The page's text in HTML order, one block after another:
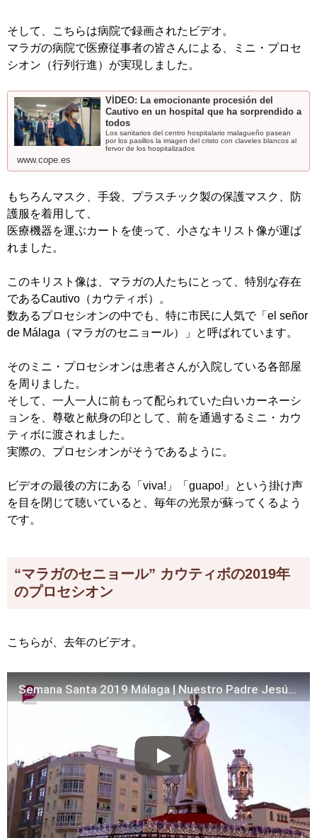
そして、こちらは病院で録画されたビデオ。
マラガの病院で医療従事者の皆さんによる、ミニ・プロセ
シオン（行列行進）が実現しました。
VÍDEO: La emocionante procesión del
Cautivo en un hospital que ha sorprendido a
todos
Los sanitarios del centro hospitalario malagueño pasean
por los pasillos la imagen del cristo con claveles blancos al
fervor de los hospitalizados
www.cope.es
もちろんマスク、手袋、プラスチック製の保護マスク、防
護服を着用して、
医療機器を運ぶカートを使って、小さなキリスト像が運ば
れました。
このキリスト像は、マラガの人たちにとって、特別な存在
であるCautivo（カウティボ）。
数あるプロセシオンの中でも、特に市民に人気で「el señor
de Málaga（マラガのセニョール）」と呼ばれています。
そのミニ・プロセシオンは患者さんが入院している各部屋
を周りました。
そして、一人一人に前もって配られていた白いカーネーシ
ョンを、尊敬と献身の印として、前を通過するミニ・カウ
ティボに渡されました。
実際の、プロセシオンがそうであるように。
ビデオの最後の方にある「viva!」「guapo!」という掛け声
を目を閉じて聴いていると、毎年の光景が蘇ってくるよう
です。
“マラガのセニョール” カウティボの2019年
のプロセシオン
こちらが、去年のビデオ。
Semana Santa 2019 Málaga | Nuestro Padre Jesús Cautivo pasando por el Puente de la Aurora | 101tv